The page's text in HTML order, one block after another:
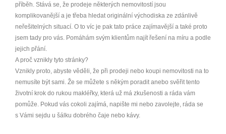
příběh. Stává se, že prodeje některých nemovitostí jsou
komplikovanější a je třeba hledat originální východiska ze zdánlivě
neřešitelných situací. O to víc je pak tato práce zajímavější a také proto
jsem tady pro vás. Pomáhám svým klientům najít řešení na míru a podle
jejich přání.
A proč vznikly tyto stránky?
Vznikly proto, abyste věděli, že při prodeji nebo koupi nemovitosti na to
nemusíte být sami. Že se můžete s někým poradit anebo svěřit tento
životní krok do rukou makléřky, která už má zkušenosti a ráda vám
pomůže. Pokud vás cokoli zajímá, napište mi nebo zavolejte, ráda se
s Vámi sejdu u šálku dobrého čaje nebo kávy.